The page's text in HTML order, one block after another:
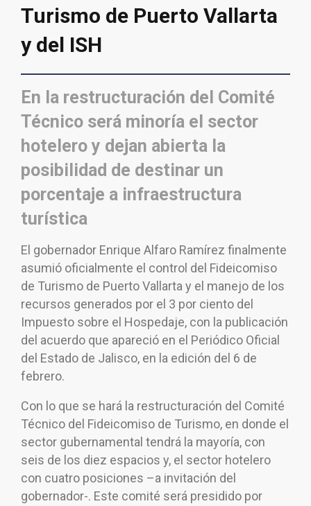
Turismo de Puerto Vallarta
y del ISH
En la restructuración del Comité
Técnico será minoría el sector
hotelero y dejan abierta la
posibilidad de destinar un
porcentaje a infraestructura
turística
El gobernador Enrique Alfaro Ramírez finalmente
asumió oficialmente el control del Fideicomiso
de Turismo de Puerto Vallarta y el manejo de los
recursos generados por el 3 por ciento del
Impuesto sobre el Hospedaje, con la publicación
del acuerdo que apareció en el Periódico Oficial
del Estado de Jalisco, en la edición del 6 de
febrero.
Con lo que se hará la restructuración del Comité
Técnico del Fideicomiso de Turismo, en donde el
sector gubernamental tendrá la mayoría, con
seis de los diez espacios y, el sector hotelero
con cuatro posiciones –a invitación del
gobernador-. Este comité será presidido por